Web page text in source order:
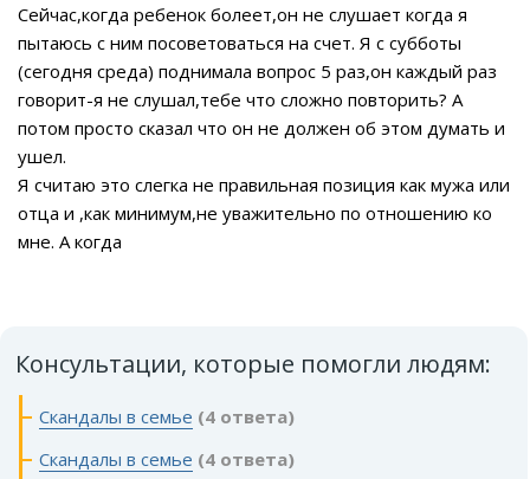
Сейчас,когда ребенок болеет,он не слушает когда я
пытаюсь с ним посоветоваться на счет. Я с субботы
(сегодня среда) поднимала вопрос 5 раз,он каждый раз
говорит-я не слушал,тебе что сложно повторить? А
потом просто сказал что он не должен об этом думать и
ушел.
Я считаю это слегка не правильная позиция как мужа или
отца и ,как минимум,не уважительно по отношению ко
мне. А когда
Консультации, которые помогли людям:
Скандалы в семье (4 ответа)
Скандалы в семье (4 ответа)